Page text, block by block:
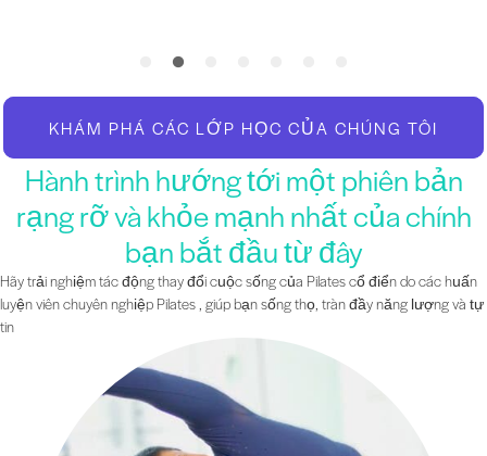
KHÁM PHÁ CÁC LỚP HỌC CỦA CHÚNG TÔI
Hành trình hướng tới một phiên bản
rạng rỡ và khỏe mạnh nhất của chính
bạn bắt đầu từ đây
Hãy trải nghiệm tác động thay đổi cuộc sống của Pilates cổ điển do các huấn
luyện viên chuyên nghiệp Pilates , giúp bạn sống thọ, tràn đầy năng lượng và tự
tin